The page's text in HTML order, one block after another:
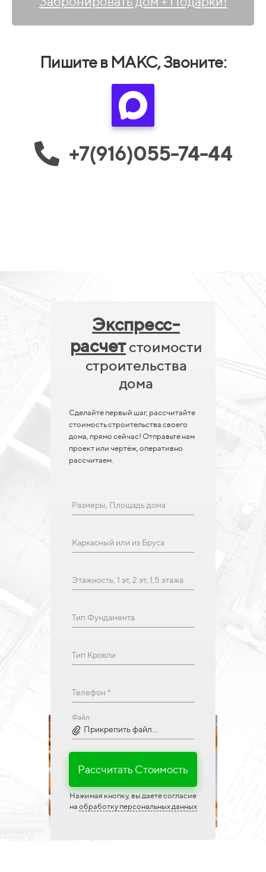
Пишите в МАКС, Звоните:
+7(916)055-74-44
Экспресс-
расчетстоимости
строительства
дома
Сделайте первый шаг, рассчитайте
стоимость строительства своего
дома, прямо сейчас! Отправьте нам
проект или чертёж, оперативно
рассчитаем.
Размеры, Площадь дома
Каркасный или из Бруса
Этажность, 1 эт, 2 эт, 1,5 этажа
Тип Фундамента
Тип Кровли
Телефон *
Файл
Прикрепить файл...
Рассчитать Стоимость
Нажимая кнопку, вы даете согласие
на обработку персональных данных